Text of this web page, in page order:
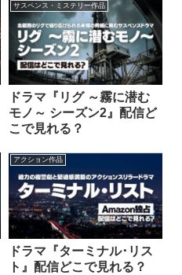
サスペンス・ミステリー作品
ドラマ『リグ ～霧に潜む
モノ～ シーズン2』配信ど
こで見れる？
アクション作品
ドラマ『ターミナル･リス
ト』配信どこで見れる？